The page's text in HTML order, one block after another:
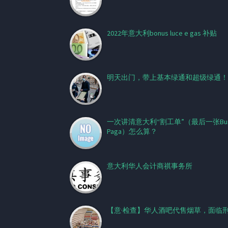
2022年意大利bonus luce e gas 补贴
明天出门，带上基本绿通和超级绿通！
一次讲清意大利“割工单”（最后一张
Paga）怎么算？
意大利华人会计商祺事务所
【意·检查】华人酒吧代售烟草，面临